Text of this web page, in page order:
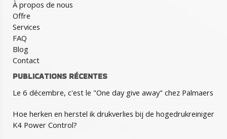
À propos de nous
Offre
Services
FAQ
Blog
Contact
PUBLICATIONS RÉCENTES
Le 6 décembre, c'est le "One day give away" chez Palmaers
Hoe herken en herstel ik drukverlies bij de hogedrukreiniger
K4 Power Control?